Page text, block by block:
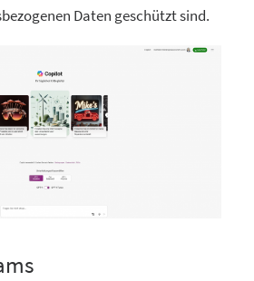
Daten geschützt sind.